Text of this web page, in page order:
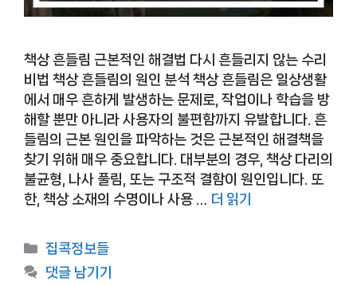
책상 흔들림 근본적인 해결법 다시 흔들리지 않는 수리
비법 책상 흔들림의 원인 분석 책상 흔들림은 일상생활
에서 매우 흔하게 발생하는 문제로, 작업이나 학습을 방
해할 뿐만 아니라 사용자의 불편함까지 유발합니다. 흔
들림의 근본 원인을 파악하는 것은 근본적인 해결책을
찾기 위해 매우 중요합니다. 대부분의 경우, 책상 다리의
불균형, 나사 풀림, 또는 구조적 결함이 원인입니다. 또
한, 책상 소재의 수명이나 사용 …
더 읽기
카
테
집콕정보들
댓글 남기기